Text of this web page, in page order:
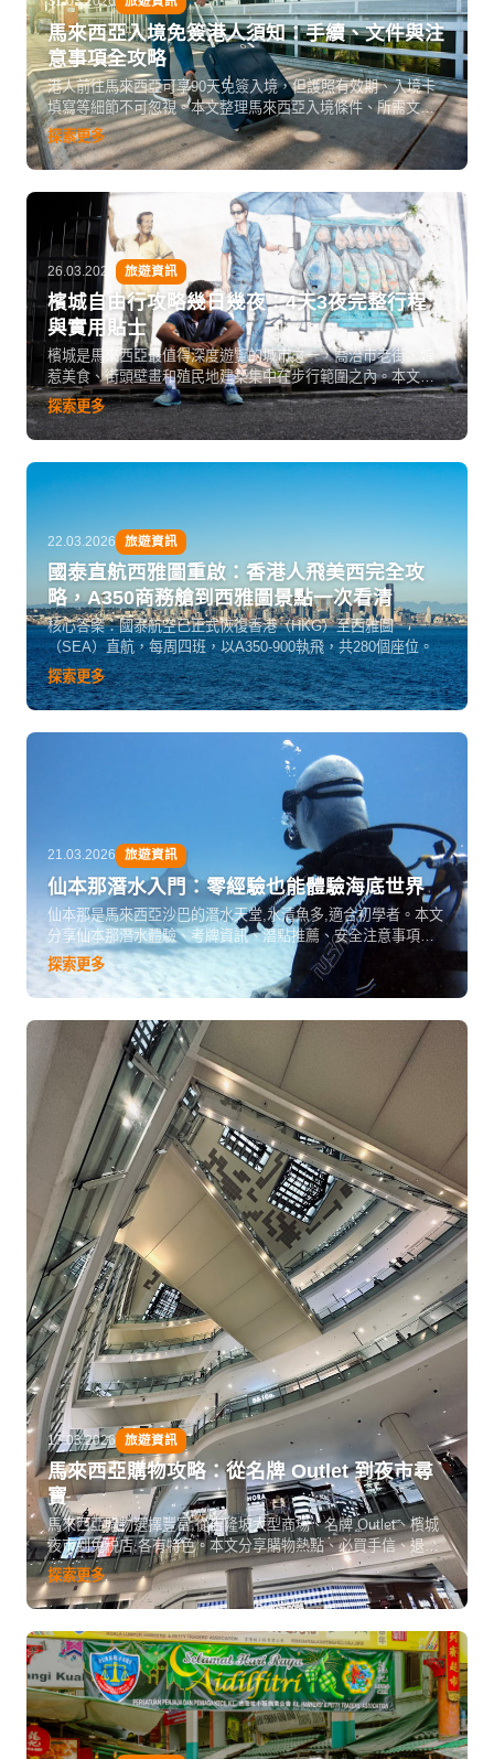
馬來西亞入境免簽港人須知：手續、文件與注
意事項全攻略
港人前往馬來西亞可享90天免簽入境，但護照有效期、入境卡
填寫等細節不可忽視。本文整理馬來西亞入境條件、所需文
件、入境流程及常見注意事項，讓你安心出發。
探索更多
26.03.2026 旅遊資訊
檳城自由行攻略幾日幾夜：4天3夜完整行程
與實用貼士
檳城是馬來西亞最值得深度遊覽的城市之一，喬治市老街、娘
惹美食、街頭壁畫和殖民地建築集中在步行範圍之內。本文以4
天3夜為框架，整理檳城自由行攻略，涵蓋每日行程安排、必吃
美食清單、交通方式、住宿選擇及預算參考，讓第一次或再訪
的旅客都能充分利用每一天。
探索更多
22.03.2026 旅遊資訊
國泰直航西雅圖重啟：香港人飛美西完全攻
略，A350商務艙到西雅圖景點一次看清
核心答案：國泰航空已正式恢復香港（HKG）至西雅圖
（SEA）直航，每周四班，以A350-900執飛，共280個座位。
探索更多
21.03.2026 旅遊資訊
仙本那潛水入門：零經驗也能體驗海底世界
仙本那是馬來西亞沙巴的潛水天堂,水清魚多,適合初學者。本文
分享仙本那潛水體驗、考牌資訊、潛點推薦、安全注意事項和
行程建議,讓零經驗者也能安心探索海底世界。
探索更多
17.03.2026 旅遊資訊
馬來西亞購物攻略：從名牌 Outlet 到夜市尋
寶
馬來西亞購物選擇豐富,從吉隆坡大型商場、名牌 Outlet、檳城
夜市到免税店,各有特色。本文分享購物熱點、必買手信、退税
攻略和議價技巧,讓你買得開心又划算。
探索更多